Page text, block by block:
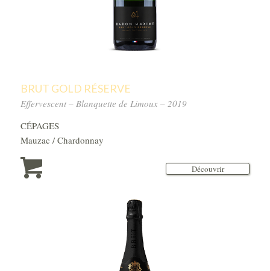
BRUT GOLD RÉSERVE
Effervescent – Blanquette de Limoux – 2019
CÉPAGES
Mauzac / Chardonnay
Découvrir